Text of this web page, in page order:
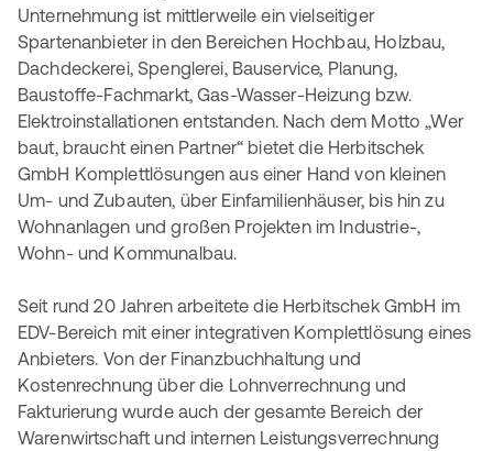
Unternehmung ist mittlerweile ein vielseitiger
Spartenanbieter in den Bereichen Hochbau, Holzbau,
Dachdeckerei, Spenglerei, Bauservice, Planung,
Baustoffe-Fachmarkt, Gas-Wasser-Heizung bzw.
Elektroinstallationen entstanden. Nach dem Motto „Wer
baut, braucht einen Partner“ bietet die Herbitschek
GmbH Komplettlösungen aus einer Hand von kleinen
Um- und Zubauten, über Einfamilienhäuser, bis hin zu
Wohnanlagen und großen Projekten im Industrie-,
Wohn- und Kommunalbau.
Seit rund 20 Jahren arbeitete die Herbitschek GmbH im
EDV-Bereich mit einer integrativen Komplettlösung eines
Anbieters. Von der Finanzbuchhaltung und
Kostenrechnung über die Lohnverrechnung und
Fakturierung wurde auch der gesamte Bereich der
Warenwirtschaft und internen Leistungsverrechnung